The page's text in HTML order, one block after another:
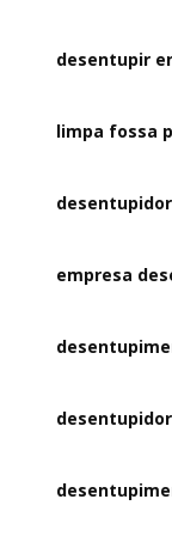
desentupir
limpa fossa
empresa